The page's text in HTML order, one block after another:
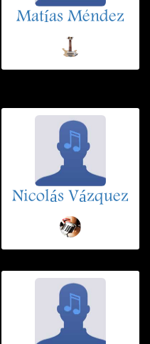
Matías Méndez
Nicolás Vázquez